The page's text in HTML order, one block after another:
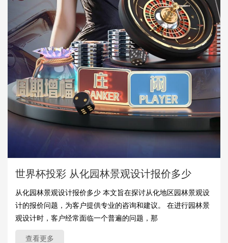
世界杯投彩 从化园林景观设计报价多少
从化园林景观设计报价多少 本文旨在探讨从化地区园林景观设
计的报价问题，为客户提供专业的咨询和建议。 在进行园林景
观设计时，客户经常面临一个普遍的问题，那
查看更多